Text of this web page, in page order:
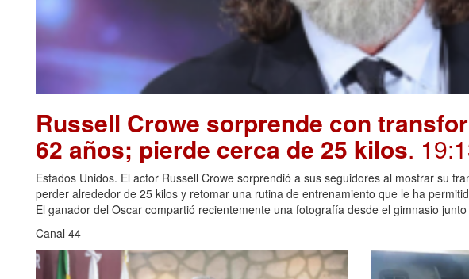
Russell Crowe sorprende con
62 años; pierde cerca de 25 kilos.
Estados Unidos. El actor Russell Crowe sorprendió a sus seguidores al mostrar su
perder alrededor de 25 kilos y retomar una rutina de entrenamiento que le ha
El ganador del Oscar compartió recientemente una fotografía desde el gimnasio junto
Canal 44